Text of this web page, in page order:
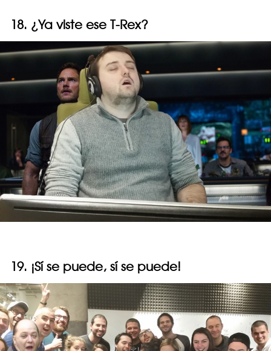
18. ¿Ya viste ese T-Rex?
19. ¡Sí se puede, sí se puede!